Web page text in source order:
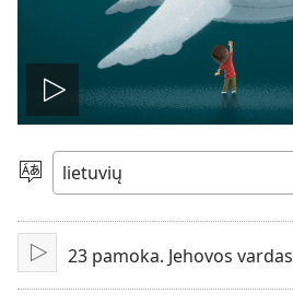
Leisti
įrašą
Pasirinkite
kalbą
Leisti23 pamoka. Jehovos vardas